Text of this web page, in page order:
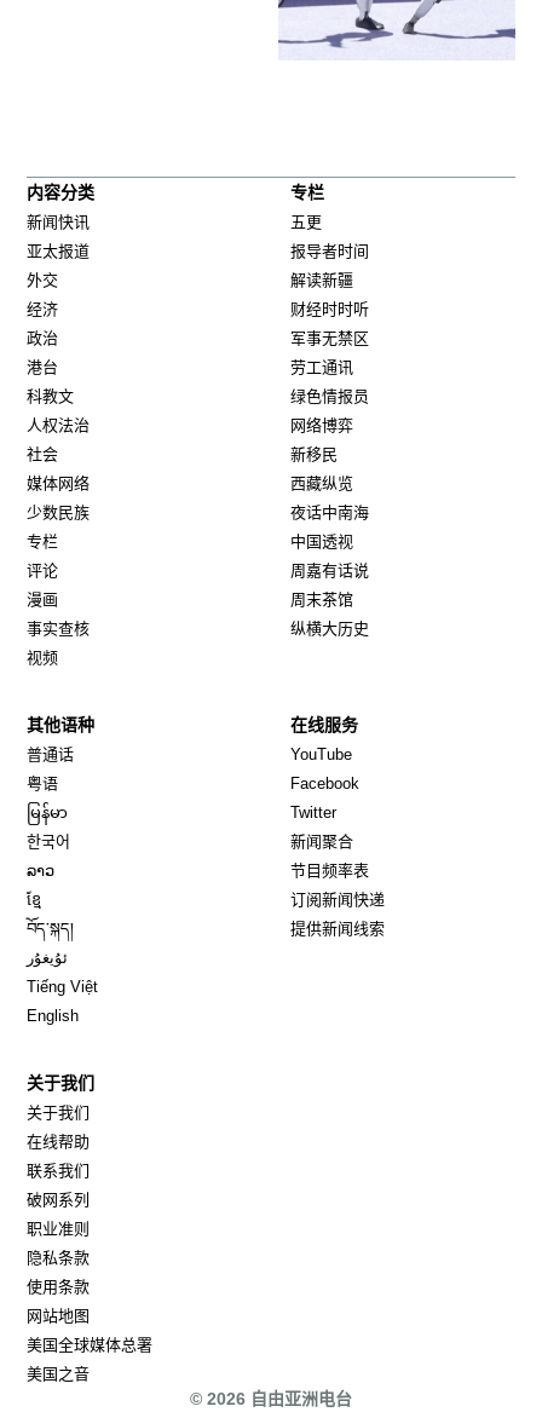
内容分类
新闻快讯
亚太报道
外交
经济
政治
港台
科教文
人权法治
社会
媒体网络
少数民族
专栏
评论
漫画
事实查核
视频
专栏
五更
报导者时间
解读新疆
财经时时听
军事无禁区
劳工通讯
绿色情报员
网络博弈
新移民
西藏纵览
夜话中南海
中国透视
周嘉有话说
周末茶馆
纵横大历史
其他语种
普通话
粤语
မြန်မာ
한국어
ລາວ
ខ្មែ
བོད་སྐད།
ئۇيغۇر
Tiếng Việt
English
在线服务
YouTube
Facebook
TwitterOpens in new window
新闻聚合
节目频率表
订阅新闻快递
提供新闻线索
关于我们
关于我们
在线帮助
联系我们
破网系列
职业准则
隐私条款
使用条款
网站地图
美国全球媒体总署
美国之音
© 2026 自由亚洲电台